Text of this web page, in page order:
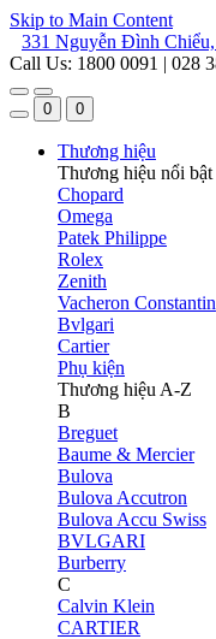
Skip to Main Content
331 Nguyễn Đình
Call Us: 1800 0091 | 028
0 0
Thương hiệu
Thương hiệu nổi bật
Chopard
Omega
Patek Philippe
Rolex
Zenith
Vacheron Constantin
Bvlgari
Cartier
Phụ kiện
Thương hiệu A-Z
B
Breguet
Baume & Mercier
Bulova
Bulova Accutron
Bulova Accu Swiss
BVLGARI
Burberry
C
Calvin Klein
CARTIER